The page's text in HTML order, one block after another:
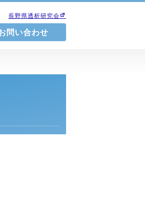
長野県透析研究会
問い合わせ